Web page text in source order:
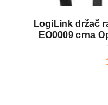
LogiLink držač
EO0009 crna